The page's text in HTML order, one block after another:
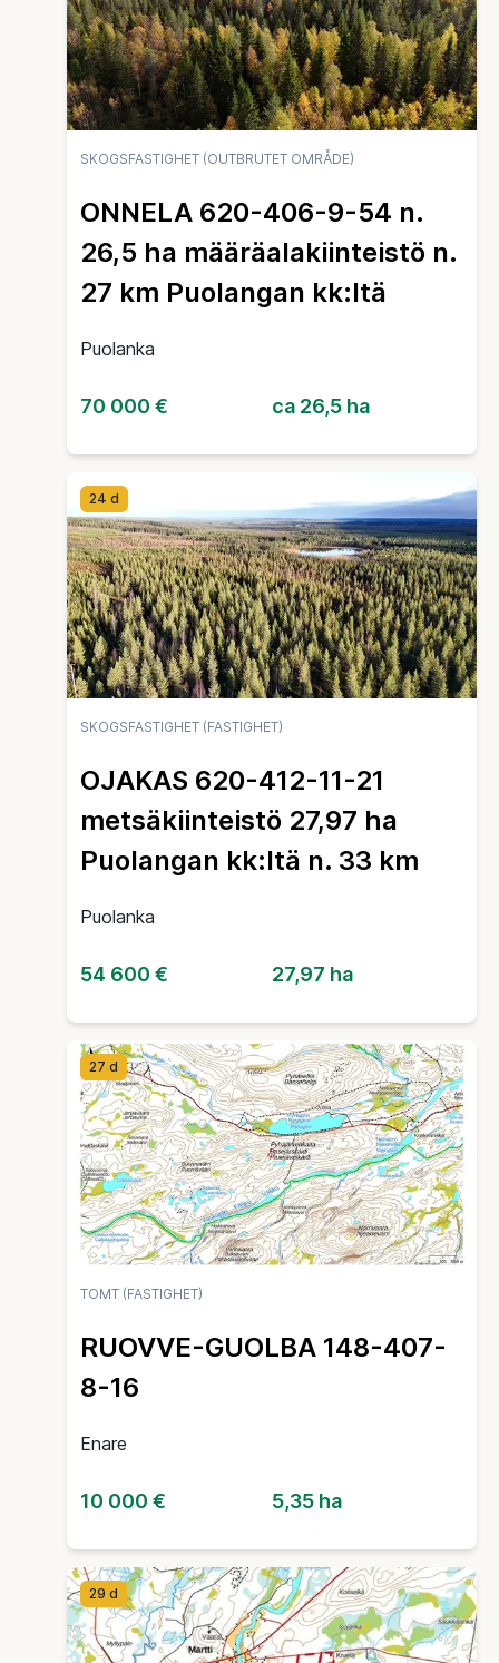
SKOGSFASTIGHET (OUTBRUTET OMRÅDE)
ONNELA 620-406-9-54 n.
26,5 ha määräalakiinteistö n.
27 km Puolangan kk:ltä
Puolanka
70 000 € ca 26,5 ha
24 d
SKOGSFASTIGHET (FASTIGHET)
OJAKAS 620-412-11-21
metsäkiinteistö 27,97 ha
Puolangan kk:ltä n. 33 km
Puolanka
54 600 € 27,97 ha
27 d
TOMT (FASTIGHET)
RUOVVE-GUOLBA 148-407-
8-16
Enare
10 000 € 5,35 ha
29 d